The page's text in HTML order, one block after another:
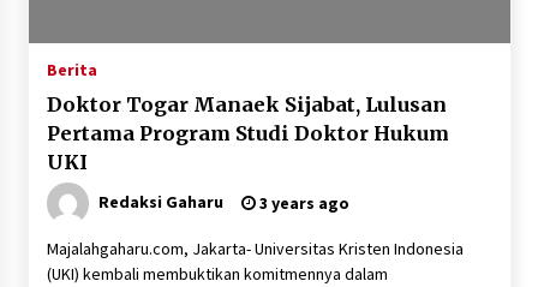
Berita
Doktor Togar Manaek Sijabat, Lulusan
Pertama Program Studi Doktor Hukum
UKI
Redaksi Gaharu 3 years ago
Majalahgaharu.com, Jakarta- Universitas Kristen Indonesia
(UKI) kembali membuktikan komitmennya dalam